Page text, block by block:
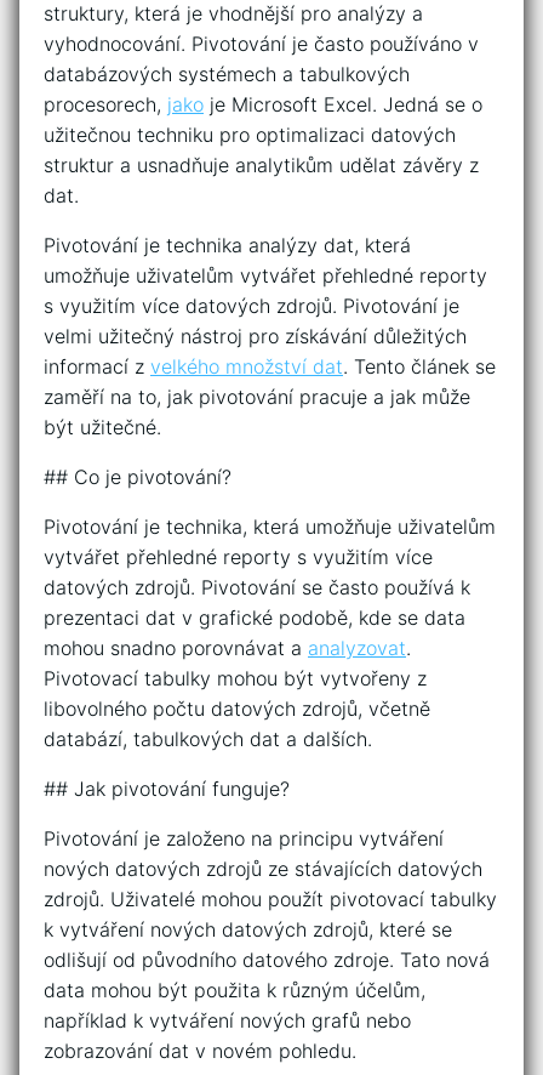
struktury, která je vhodnější pro analýzy a
vyhodnocování. Pivotování je často používáno v
databázových systémech a tabulkových
procesorech, jako je Microsoft Excel. Jedná se o
užitečnou techniku pro optimalizaci datových
struktur a usnadňuje analytikům udělat závěry z
dat.
Pivotování je technika analýzy dat, která
umožňuje uživatelům vytvářet přehledné reporty
s využitím více datových zdrojů. Pivotování je
velmi užitečný nástroj pro získávání důležitých
informací z velkého množství dat. Tento článek se
zaměří na to, jak pivotování pracuje a jak může
být užitečné.
## Co je pivotování?
Pivotování je technika, která umožňuje uživatelům
vytvářet přehledné reporty s využitím více
datových zdrojů. Pivotování se často používá k
prezentaci dat v grafické podobě, kde se data
mohou snadno porovnávat a analyzovat.
Pivotovací tabulky mohou být vytvořeny z
libovolného počtu datových zdrojů, včetně
databází, tabulkových dat a dalších.
## Jak pivotování funguje?
Pivotování je založeno na principu vytváření
nových datových zdrojů ze stávajících datových
zdrojů. Uživatelé mohou použít pivotovací tabulky
k vytváření nových datových zdrojů, které se
odlišují od původního datového zdroje. Tato nová
data mohou být použita k různým účelům,
například k vytváření nových grafů nebo
zobrazování dat v novém pohledu.